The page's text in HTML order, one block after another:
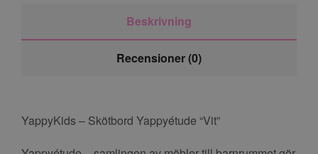
Beskrivning
Recensioner (0)
YappyKids – Skötbord Yappyétude “Vit”